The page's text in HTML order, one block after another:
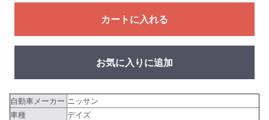
カートに入れる
お気に入りに追加
自動車メーカー ニッサン
車種
デイズ